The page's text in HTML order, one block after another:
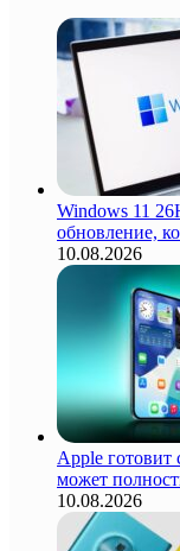
Windows 11
обновление,
10.08.2026
Apple готовит
может
10.08.2026